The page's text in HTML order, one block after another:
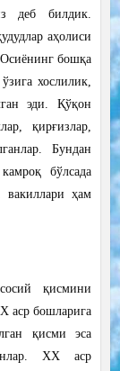
деб билдик.
аҳолиси
бошқа
хослилик,
эди. Қўқон
қирғизлар,
Бундан
бўлсада
вакиллари ҳам
қисмини
аср бошларига
қисми эса
ХХ аср